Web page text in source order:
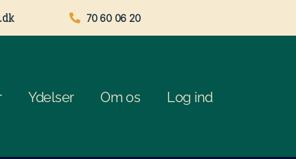
70 60 06 20
Ydelser Om os Log ind